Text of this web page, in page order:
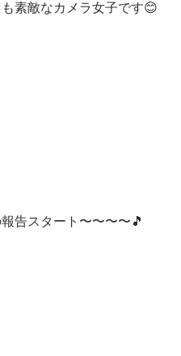
素敵なカメラ女子です😊
告スタート〜〜〜〜🎵